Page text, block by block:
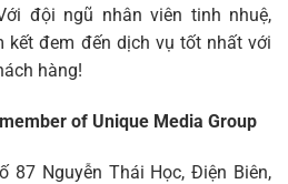
đội ngũ nhân viên tinh nhuệ,
kết đem đến dịch vụ tốt nhất với
hàng!
of Unique Media Group
87 Nguyễn Thái Học, Điện Biên,